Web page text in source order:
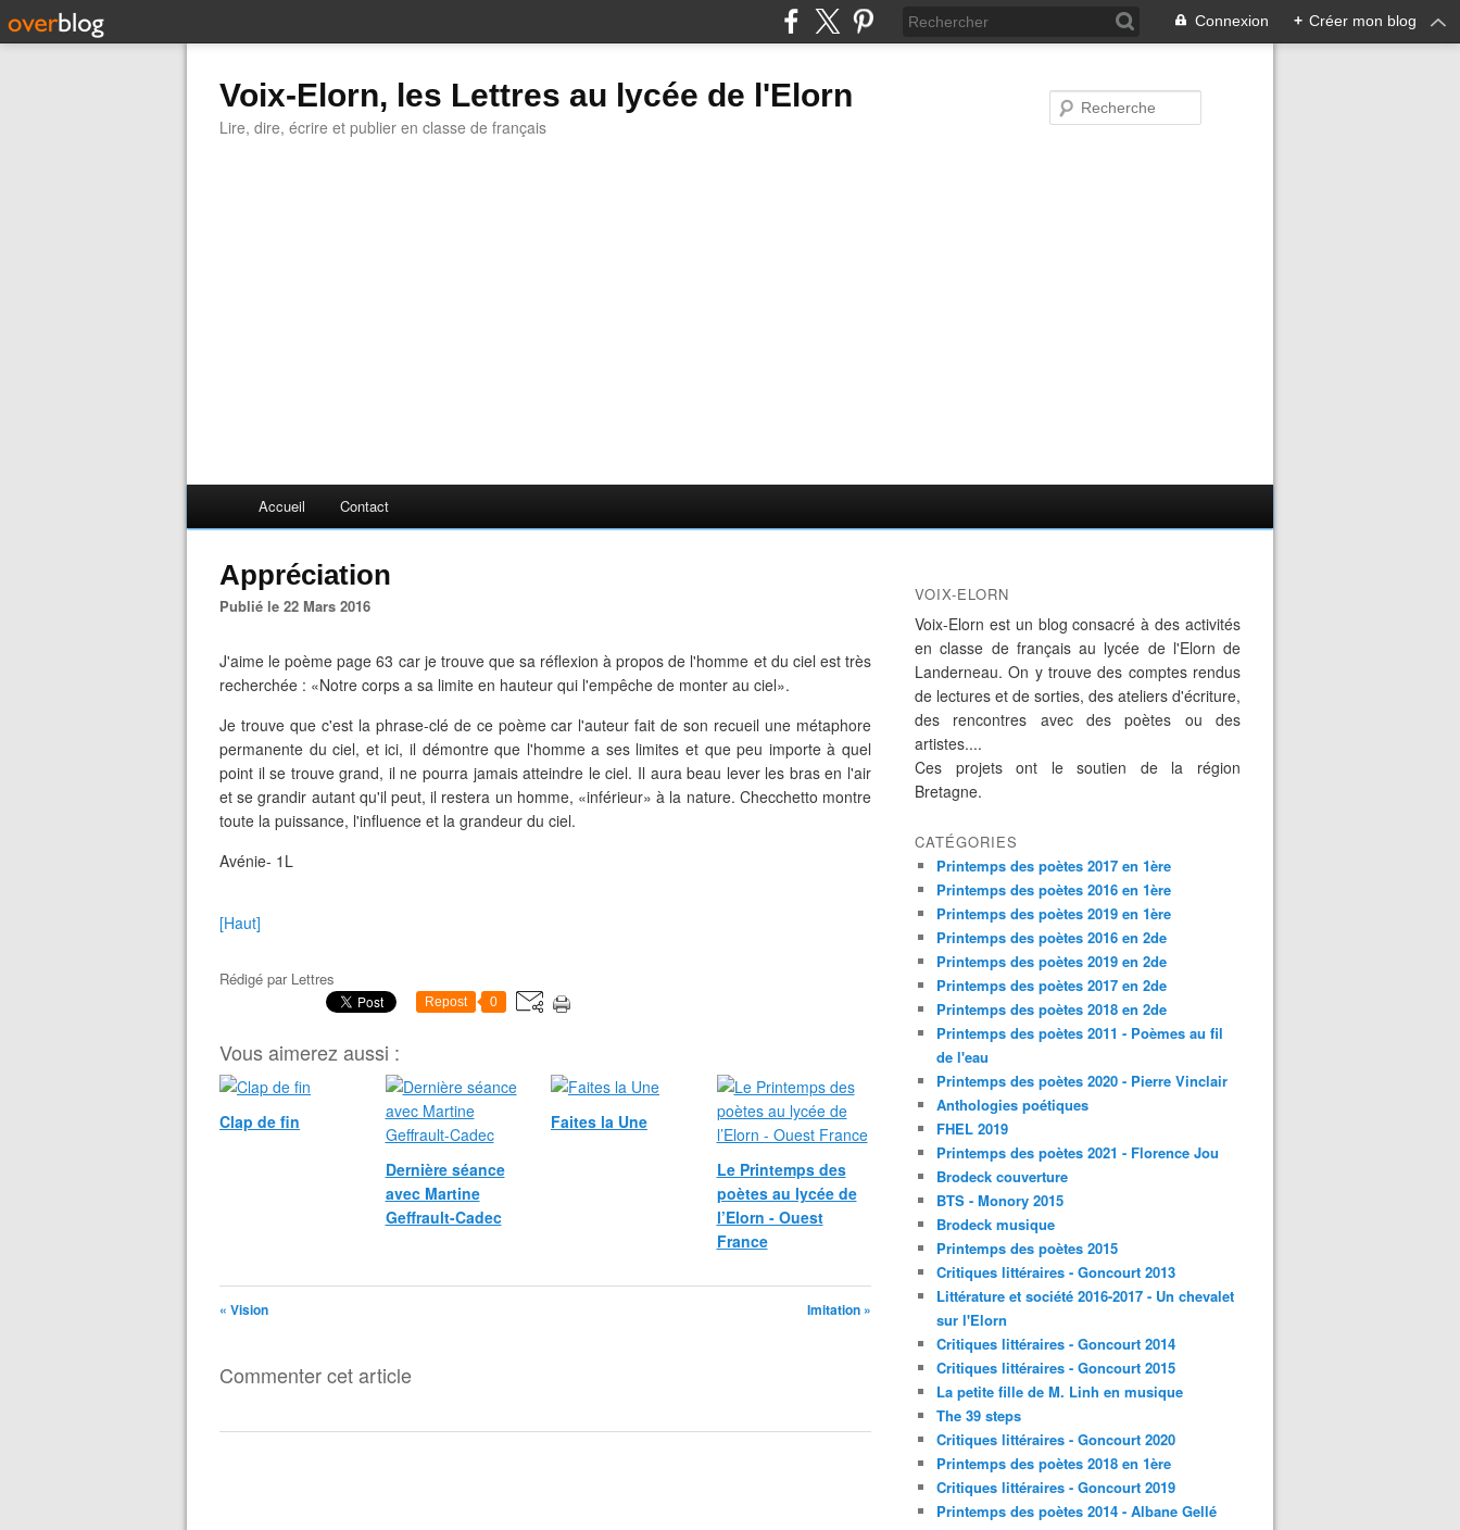
Connexion + Créer mon blog
Voix-Elorn, les Lettres au lycée de l'Elorn
Lire, dire, écrire et publier en classe de français
Accueil Contact
Appréciation
Publié le 22 Mars 2016
J'aime le poème page 63 car je trouve que sa réflexion à propos de l'homme et du ciel est très
recherchée : «Notre corps a sa limite en hauteur qui l'empêche de monter au ciel».
Je trouve que c'est la phrase-clé de ce poème car l'auteur fait de son recueil une métaphore
permanente du ciel, et ici, il démontre que l'homme a ses limites et que peu importe à quel
point il se trouve grand, il ne pourra jamais atteindre le ciel. Il aura beau lever les bras en l'air
et se grandir autant qu'il peut, il restera un homme, «inférieur» à la nature. Checchetto montre
toute la puissance, l'influence et la grandeur du ciel.
Avénie- 1L
[Haut]
Rédigé par Lettres
Repost 0
Vous aimerez aussi :
Clap de fin
Dernière séance
avec Martine
Geffrault-Cadec
Faites la Une
Le Printemps des
poètes au lycée de
l’Elorn - Ouest
France
« Vision Imitation »
Commenter cet article
VOIX-ELORN
Voix-Elorn est un blog consacré à des activités
en classe de français au lycée de l'Elorn de
Landerneau. On y trouve des comptes rendus
de lectures et de sorties, des ateliers d'écriture,
des rencontres avec des poètes ou des
artistes....
Ces projets ont le soutien de la région
Bretagne.
CATÉGORIES
Printemps des poètes 2017 en 1ère
Printemps des poètes 2016 en 1ère
Printemps des poètes 2019 en 1ère
Printemps des poètes 2016 en 2de
Printemps des poètes 2019 en 2de
Printemps des poètes 2017 en 2de
Printemps des poètes 2018 en 2de
Printemps des poètes 2011 - Poèmes au fil
de l'eau
Printemps des poètes 2020 - Pierre Vinclair
Anthologies poétiques
FHEL 2019
Printemps des poètes 2021 - Florence Jou
Brodeck couverture
BTS - Monory 2015
Brodeck musique
Printemps des poètes 2015
Critiques littéraires - Goncourt 2013
Littérature et société 2016-2017 - Un chevalet
sur l'Elorn
Critiques littéraires - Goncourt 2014
Critiques littéraires - Goncourt 2015
La petite fille de M. Linh en musique
The 39 steps
Critiques littéraires - Goncourt 2020
Printemps des poètes 2018 en 1ère
Critiques littéraires - Goncourt 2019
Printemps des poètes 2014 - Albane Gellé